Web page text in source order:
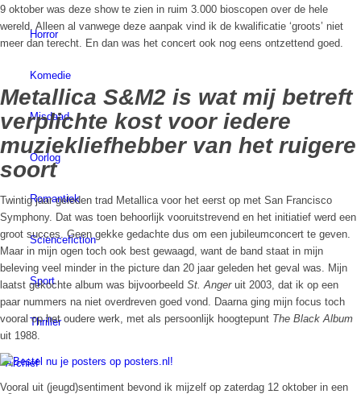
Horror
Komedie
Misdaad
Oorlog
Romantiek
Sciencefiction
Sport
Thriller
Archief
9 oktober was deze show te zien in ruim 3.000 bioscopen over de hele
wereld. Alleen al vanwege deze aanpak vind ik de kwalificatie ‘groots’ niet
meer dan terecht. En dan was het concert ook nog eens ontzettend goed.
Metallica S&M2 is wat mij betreft
verplichte kost voor iedere
muziekliefhebber van het ruigere
soort
Twintig jaar geleden trad Metallica voor het eerst op met San Francisco
Symphony. Dat was toen behoorlijk vooruitstrevend en het initiatief werd een
groot succes. Geen gekke gedachte dus om een jubileumconcert te geven.
Maar in mijn ogen toch ook best gewaagd, want de band staat in mijn
beleving veel minder in the picture dan 20 jaar geleden het geval was. Mijn
laatst gekochte album was bijvoorbeeld St. Angeruit 2003, dat ik op een
paar nummers na niet overdreven goed vond. Daarna ging mijn focus toch
vooral op het oudere werk, met als persoonlijk hoogtepunt The Black Album
uit 1988.
Vooral uit (jeugd)sentiment bevond ik mijzelf op zaterdag 12 oktober in een